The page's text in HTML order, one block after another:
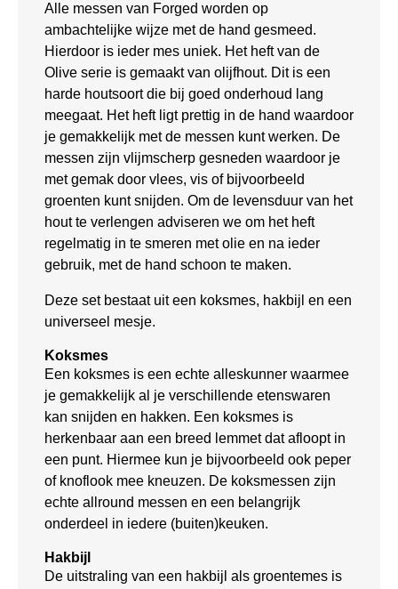
Alle messen van Forged worden op
ambachtelijke wijze met de hand gesmeed.
Hierdoor is ieder mes uniek. Het heft van de
Olive serie is gemaakt van olijfhout. Dit is een
harde houtsoort die bij goed onderhoud lang
meegaat. Het heft ligt prettig in de hand waardoor
je gemakkelijk met de messen kunt werken. De
messen zijn vlijmscherp gesneden waardoor je
met gemak door vlees, vis of bijvoorbeeld
groenten kunt snijden. Om de levensduur van het
hout te verlengen adviseren we om het heft
regelmatig in te smeren met olie en na ieder
gebruik, met de hand schoon te maken.
Deze set bestaat uit een koksmes, hakbijl en een
universeel mesje.
Koksmes
Een koksmes is een echte alleskunner waarmee
je gemakkelijk al je verschillende etenswaren
kan snijden en hakken. Een koksmes is
herkenbaar aan een breed lemmet dat afloopt in
een punt. Hiermee kun je bijvoorbeeld ook peper
of knoflook mee kneuzen. De koksmessen zijn
echte allround messen en een belangrijk
onderdeel in iedere (buiten)keuken.
Hakbijl
De uitstraling van een hakbijl als groentemes is